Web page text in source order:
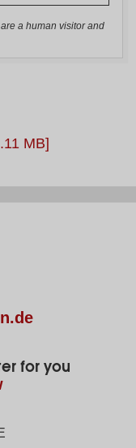
a human visitor and
MB]
for you